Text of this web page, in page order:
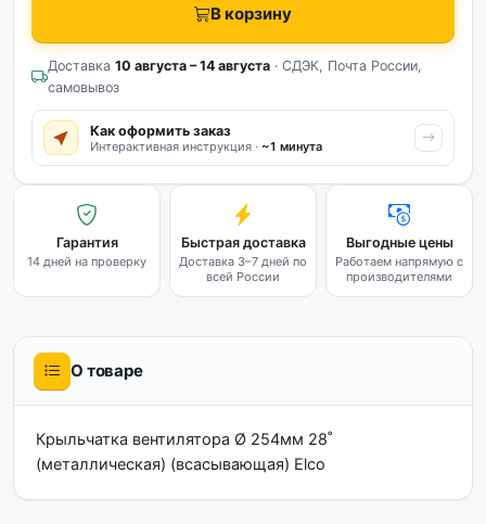
В корзину
Доставка 10 августа – 14 августа · СДЭК, Почта России,
самовывоз
Как оформить заказ
Интерактивная инструкция · ~1 минута
Гарантия
14 дней на проверку
Быстрая доставка
Доставка 3–7 дней по
всей России
Выгодные цены
Работаем напрямую с
производителями
О товаре
Крыльчатка вентилятора Ø 254мм 28˚
(металлическая) (всасывающая) Elco